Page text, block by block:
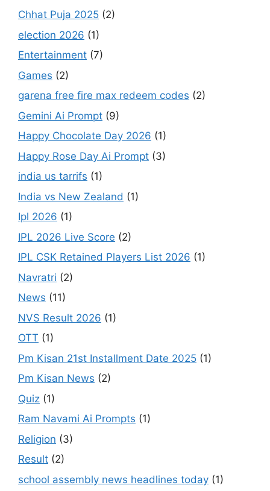
Chhat Puja 2025 (2)
election 2026 (1)
Entertainment (7)
Games (2)
garena free fire max redeem codes (2)
Gemini Ai Prompt (9)
Happy Chocolate Day 2026 (1)
Happy Rose Day Ai Prompt (3)
india us tarrifs (1)
India vs New Zealand (1)
Ipl 2026 (1)
IPL 2026 Live Score (2)
IPL CSK Retained Players List 2026 (1)
Navratri (2)
News (11)
NVS Result 2026 (1)
OTT (1)
Pm Kisan 21st Installment Date 2025 (1)
Pm Kisan News (2)
Quiz (1)
Ram Navami Ai Prompts (1)
Religion (3)
Result (2)
school assembly news headlines today (1)